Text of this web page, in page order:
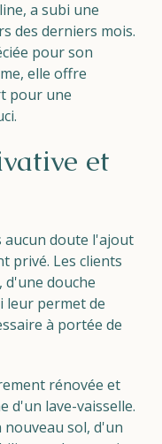
a subi une
des derniers mois.
pour son
elle offre
pour une
et
aucun doute l'ajout
privé. Les clients
d'une douche
leur permet de
à portée de
rénovée et
d'un lave-vaisselle.
nouveau sol, d'un